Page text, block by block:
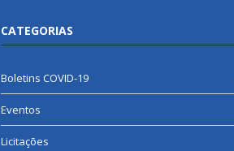
CATEGORIAS
Boletins COVID-19
Eventos
Licitações